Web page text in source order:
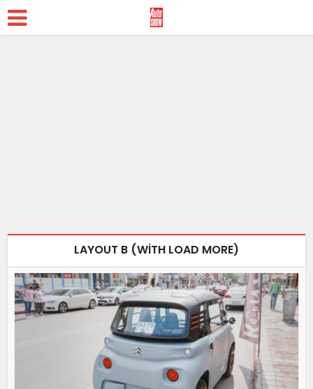
LAYOUT B (WITH LOAD MORE)